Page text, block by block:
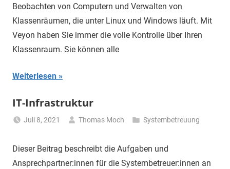
Beobachten von Computern und Verwalten von
Klassenräumen, die unter Linux und Windows läuft. Mit
Veyon haben Sie immer die volle Kontrolle über Ihren
Klassenraum. Sie können alle
Weiterlesen
IT-Infrastruktur
Juli 8, 2021 Thomas Moch Systembetreuung
Dieser Beitrag beschreibt die Aufgaben und
Ansprechpartner:innen für die Systembetreuer:innen an